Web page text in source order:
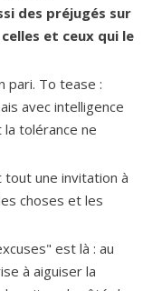
des préjugés sur
et ceux qui le
pari. To tease :
avec intelligence
tolérance ne
une invitation à
choses et les
est là : au
à aiguiser la